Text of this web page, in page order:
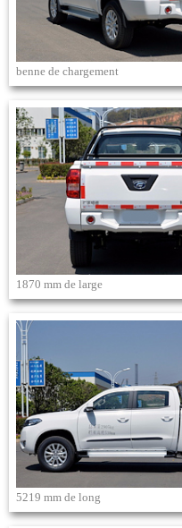
benne de chargement
1870 mm de large
5219 mm de long